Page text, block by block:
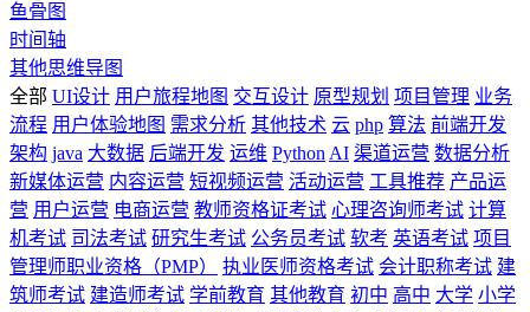
鱼骨图
时间轴
其他思维导图
全部 UI设计 用户旅程地图 交互设计 原型规划 项目管理 业务
流程 用户体验地图 需求分析 其他技术 云 php 算法 前端开发
架构 java 大数据 后端开发 运维 Python AI 渠道运营 数据分析
新媒体运营 内容运营 短视频运营 活动运营 工具推荐 产品运
营 用户运营 电商运营 教师资格证考试 心理咨询师考试 计算
机考试 司法考试 研究生考试 公务员考试 软考 英语考试 项目
管理师职业资格（PMP）
执业医师资格考试 会计职称考试 建
筑师考试 建造师考试 学前教育 其他教育 初中 高中 大学 小学